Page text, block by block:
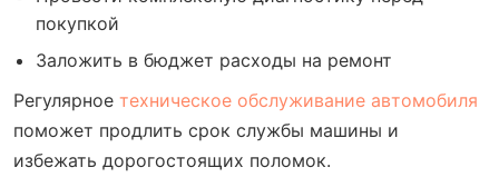
покупкой
Заложить в бюджет расходы на ремонт
Регулярное техническое обслуживание автомобиля
поможет продлить срок службы машины и
избежать дорогостоящих поломок.